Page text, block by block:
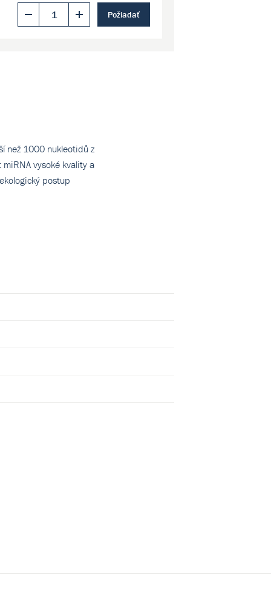
Požiadať
než 1000 nukleotidů z
vysoké kvality a
postup